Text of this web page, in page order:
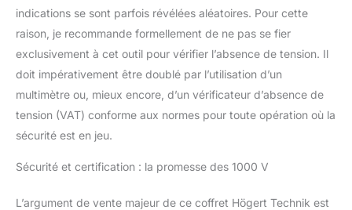
indications se sont parfois révélées aléatoires. Pour cette
raison, je recommande formellement de ne pas se fier
exclusivement à cet outil pour vérifier l’absence de tension. Il
doit impérativement être doublé par l’utilisation d’un
multimètre ou, mieux encore, d’un vérificateur d’absence de
tension (VAT) conforme aux normes pour toute opération où la
sécurité est en jeu.
Sécurité et certification : la promesse des 1000 V
L’argument de vente majeur de ce coffret Högert Technik est